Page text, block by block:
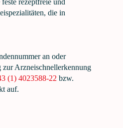
rezeptfreie und
die in
an oder
zur Arzneischnellerkennung
(1) 4023588-22 bzw.
auf.